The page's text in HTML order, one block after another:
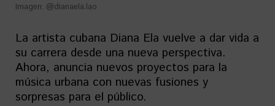
Imagen: @dianaela.lao
La artista cubana Diana Ela vuelve a dar vida a
su carrera desde una nueva perspectiva.
Ahora, anuncia nuevos proyectos para la
música urbana con nuevas fusiones y
sorpresas para el público.